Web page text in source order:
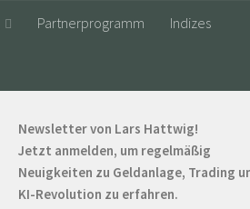
Partnerprogramm Indizes
Newsletter von Lars Hattwig!
Jetzt anmelden, um regelmäßig
Neuigkeiten zu Geldanlage, Trading
KI-Revolution zu erfahren.